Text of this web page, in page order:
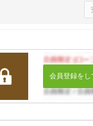
会員登録をし